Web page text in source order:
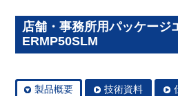
店舗・事務所用パッケー
ERMP50SLM
製品概要 技術資料